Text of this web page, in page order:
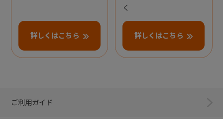
詳しくはこちら
く
詳しくはこちら
ご利用ガイド